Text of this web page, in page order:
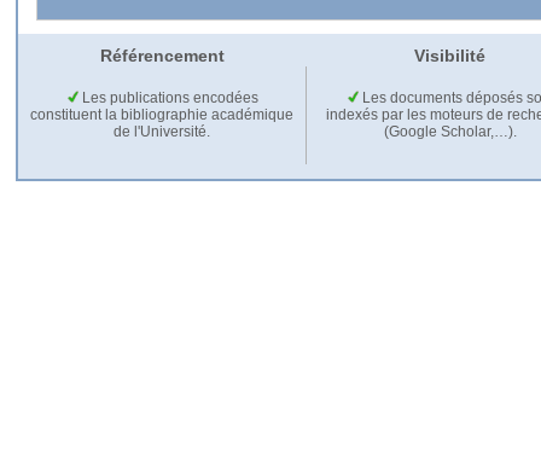
Référencement Visibilité
Les publications encodées
constituent la bibliographie académique
de l'Université.
Les documents déposés
indexés par les moteurs de
(Google Scholar,…).